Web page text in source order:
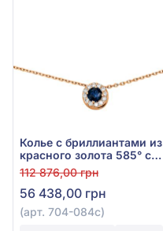
Колье с бриллиантами из
красного золота 585° с
синим сапфиром 0,3ct и
бриллиантом 0,12ct, арт.
704-084с
112 876,00 грн
56 438,00 грн
(арт. 704-084с)